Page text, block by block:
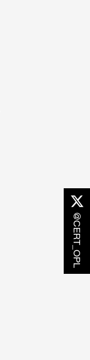
@CERT_OPL